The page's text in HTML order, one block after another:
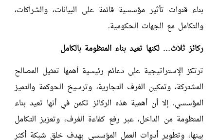
بناء قنوات تأثير مؤسسية قائمة على البيانات، والشراكات،
والتكامل مع الجهات الحكومية.
ركائز ثلاث… لكنها تعيد بناء المنظومة بالكامل
ترتكز الإستراتيجية على دعائم رئيسية أهمها تمثيل المصالح
المشتركة، وتمكين الغرف التجارية، وترسيخ الحوكمة والتميز
المؤسسي. إلا أن أهمية هذه الركائز تكمن في أنها تعيد بناء
المنظومة من الداخل، عبر رفع كفاءة الغرف، وتعزيز التكامل
بينها، وتطوير أدوات العمل المؤسسي بهدف خلق شبكة أكثر